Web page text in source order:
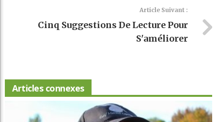
Article Suivant :
Cinq Suggestions De Lecture Pour
S'améliorer
Articles connexes